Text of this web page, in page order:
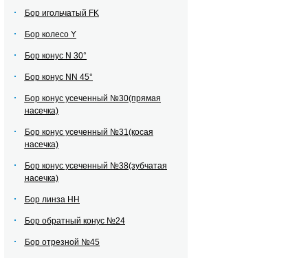
Бор игольчатый FK
Бор колесо Y
Бор конус N 30°
Бор конус NN 45°
Бор конус усеченный №30(прямая
насечка)
Бор конус усеченный №31(косая
насечка)
Бор конус усеченный №38(зубчатая
насечка)
Бор линза НН
Бор обратный конус №24
Бор отрезной №45